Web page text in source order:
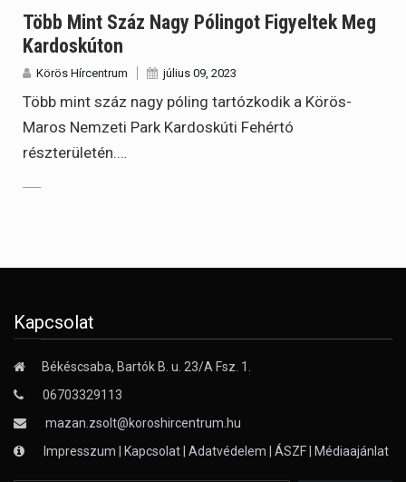
Több Mint Száz Nagy Pólingot Figyeltek Meg
Kardoskúton
Körös Hírcentrum július 09, 2023
Több mint száz nagy póling tartózkodik a Körös-
Maros Nemzeti Park Kardoskúti Fehértó
részterületén.…
Kapcsolat
Békéscsaba, Bartók B. u. 23/A Fsz. 1.
06703329113
mazan.zsolt@koroshircentrum.hu
Impresszum
Kapcsolat Adatvédelem ÁSZF Médiaajánlat